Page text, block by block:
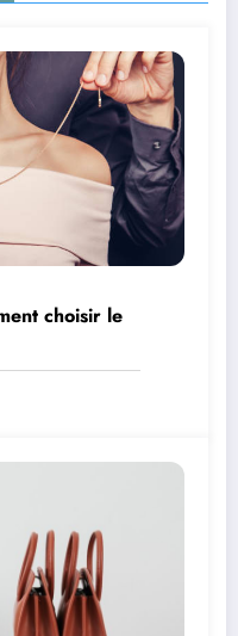
choisir le